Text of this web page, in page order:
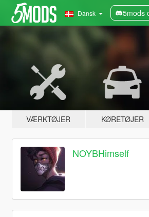
Dansk 5mods
VÆRKTØJER KØRETØJER
NOYBHimself